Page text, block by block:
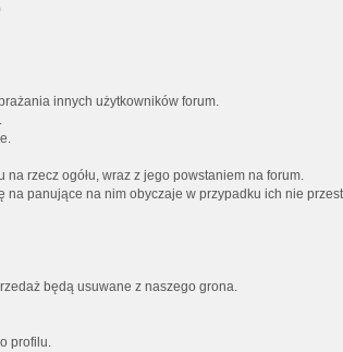
innych użytkowników forum.
rzecz ogółu, wraz z jego powstaniem na forum.
panujące na nim obyczaje w przypadku ich nie
będą usuwane z naszego grona.
profilu.